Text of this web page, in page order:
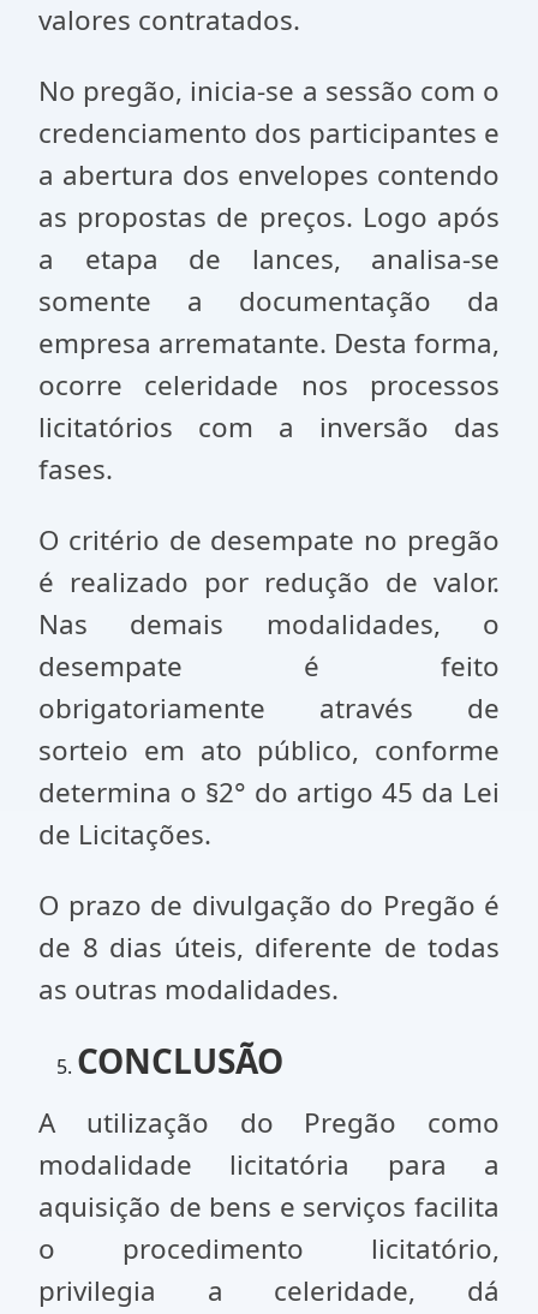
valores contratados.
No pregão, inicia-se a sessão com o
credenciamento dos participantes e
a abertura dos envelopes contendo
as propostas de preços. Logo após
a etapa de lances, analisa-se
somente a documentação da
empresa arrematante. Desta forma,
ocorre celeridade nos processos
licitatórios com a inversão das
fases.
O critério de desempate no pregão
é realizado por redução de valor.
Nas demais modalidades, o
desempate é feito
obrigatoriamente através de
sorteio em ato público, conforme
determina o §2° do artigo 45 da Lei
de Licitações.
O prazo de divulgação do Pregão é
de 8 dias úteis, diferente de todas
as outras modalidades.
CONCLUSÃO
A utilização do Pregão como
modalidade licitatória para a
aquisição de bens e serviços facilita
o procedimento licitatório,
privilegia a celeridade, dá